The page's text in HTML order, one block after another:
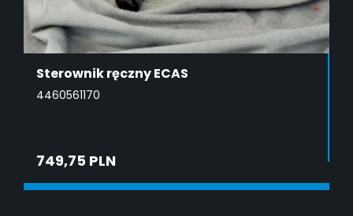
Sterownik ręczny ECAS
4460561170
749,75 PLN